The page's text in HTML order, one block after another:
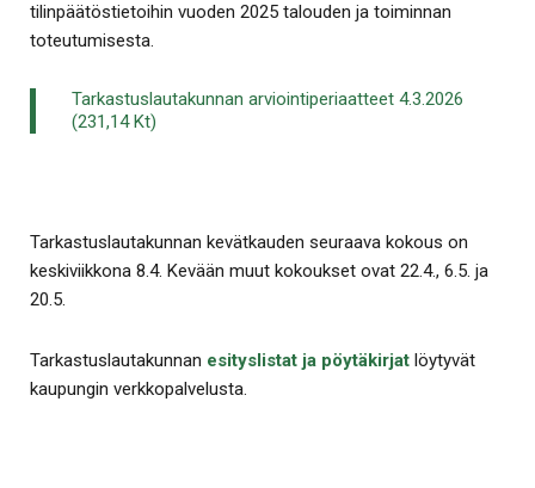
tilinpäätöstietoihin vuoden 2025 talouden ja toiminnan
toteutumisesta.
Tarkastuslautakunnan arviointiperiaatteet 4.3.2026
(231,14 Kt)
Tarkastuslautakunnan kevätkauden seuraava kokous on
keskiviikkona 8.4. Kevään muut kokoukset ovat 22.4., 6.5. ja
20.5.
Tarkastuslautakunnan esityslistat ja pöytäkirjat löytyvät
kaupungin verkkopalvelusta.